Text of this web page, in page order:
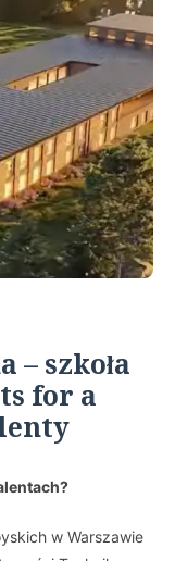
– szkoła
for a
w Warszawie